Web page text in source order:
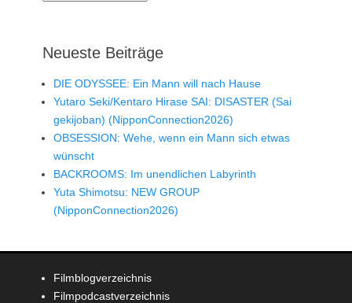
Neueste Beiträge
DIE ODYSSEE: Ein Mann will nach Hause
Yutaro Seki/Kentaro Hirase SAI: DISASTER (Sai
gekijoban) (NipponConnection2026)
OBSESSION: Wehe, wenn ein Mann sich etwas
wünscht
BACKROOMS: Im unendlichen Labyrinth
Yuta Shimotsu: NEW GROUP
(NipponConnection2026)
Filmblogverzeichnis
Filmpodcastverzeichnis